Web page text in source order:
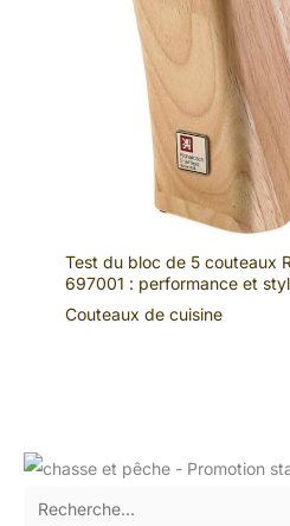
Test du bloc de 5 couteaux
697001 : performance et
Couteaux de cuisine